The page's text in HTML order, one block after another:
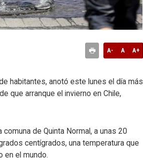
A- A A+
habitantes, anotó este lunes el día más
que arranque el invierno en Chile,
de Quinta Normal, a unas 20
centígrados, una temperatura que
en el mundo.